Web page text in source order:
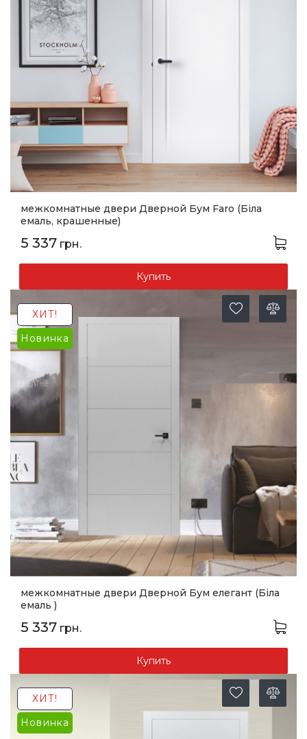
межкомнатные двери Дверной Бум Faro (Біла
емаль, крашенные)
5 337 грн.
Купить
ХИТ!
Новинка
межкомнатные двери Дверной Бум елегант (Біла
емаль )
5 337 грн.
Купить
ХИТ!
Новинка